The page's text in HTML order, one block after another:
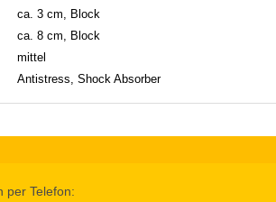
ca. 3 cm, Block
ca. 8 cm, Block
mittel
Antistress, Shock Absorber
per Telefon: